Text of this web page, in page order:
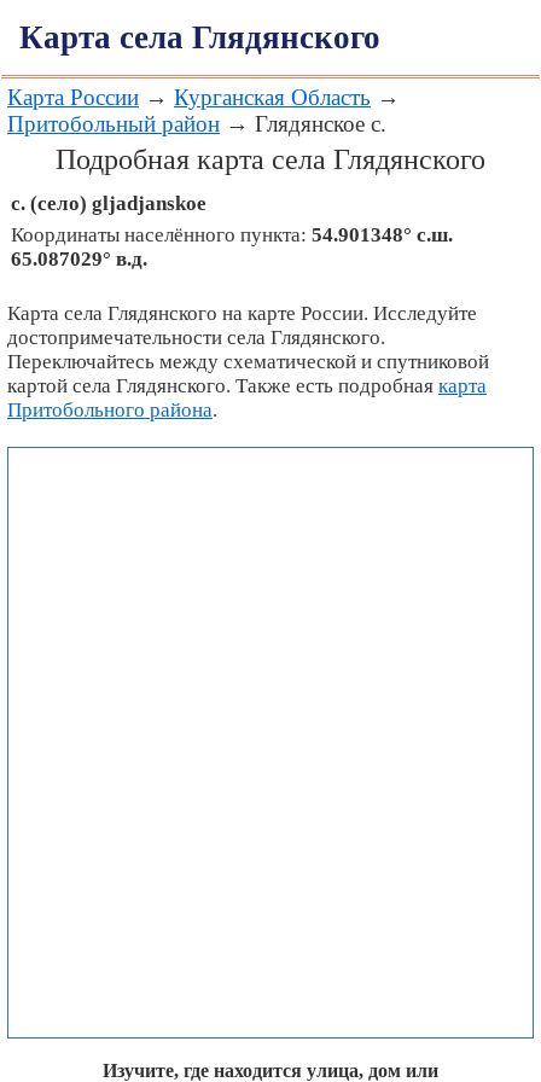
Карта села Глядянского
Карта России → Курганская Область →
Притобольный район → Глядянское с.
Подробная карта села Глядянского
с. (село) gljadjanskoe
Координаты населённого пункта: 54.901348° с.ш.
65.087029° в.д.
Карта села Глядянского на карте России. Исследуйте
достопримечательности села Глядянского.
Переключайтесь между схематической и спутниковой
картой села Глядянского. Также есть подробная карта
Притобольного района.
Изучите, где находится улица, дом или